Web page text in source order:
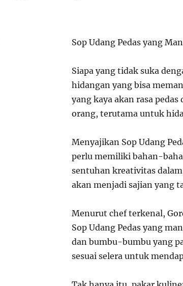
Sop Udang Pedas yang
Siapa yang tidak suka
hidangan yang bisa
yang kaya akan rasa
orang, terutama untuk
Menyajikan Sop Udang
perlu memiliki bahan-
sentuhan kreativitas
akan menjadi sajian yang
Menurut chef terkenal,
Sop Udang Pedas yang
dan bumbu-bumbu yang
sesuai selera untuk